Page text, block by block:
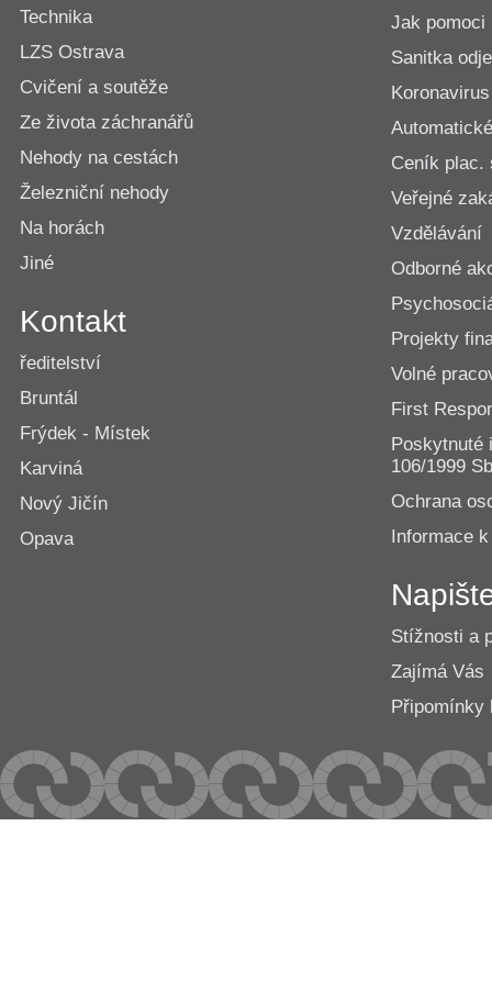
Technika
LZS Ostrava
Cvičení a soutěže
Ze života záchranářů
Nehody na cestách
Železniční nehody
Na horách
Jiné
Kontakt
ředitelství
Bruntál
Frýdek - Místek
Karviná
Nový Jičín
Opava
Jak pomoci
Sanitka
Koronavirus
Ceník plac.
Veřejné
Vzdělávání
Odborné
Projekty
Volné
First
Poskytnuté
106/1999
Ochrana
Informace
Stížnosti a
Zajímá Vás
Připomínky